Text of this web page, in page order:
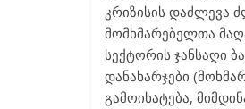
კრიზისის დაძლევა
მომხმარებელთა
სექტორის ჯანსაღი
დანახარჯები
გამოიხატება,